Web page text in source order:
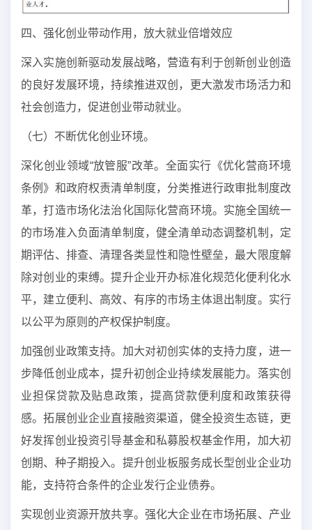
四、强化创业带动作用，放大就业倍增效应
深入实施创新驱动发展战略，营造有利于创新创业创造
的良好发展环境，持续推进双创，更大激发市场活力和
社会创造力，促进创业带动就业。
（七）不断优化创业环境。
深化创业领域“放管服”改革。全面实行《优化营商环境
条例》和政府权责清单制度，分类推进行政审批制度改
革，打造市场化法治化国际化营商环境。实施全国统一
的市场准入负面清单制度，健全清单动态调整机制，定
期评估、排查、清理各类显性和隐性壁垒，最大限度解
除对创业的束缚。提升企业开办标准化规范化便利化水
平，建立便利、高效、有序的市场主体退出制度。实行
以公平为原则的产权保护制度。
加强创业政策支持。加大对初创实体的支持力度，进一
步降低创业成本，提升初创企业持续发展能力。落实创
业担保贷款及贴息政策，提高贷款便利度和政策获得
感。拓展创业企业直接融资渠道，健全投资生态链，更
好发挥创业投资引导基金和私募股权基金作用，加大初
创期、种子期投入。提升创业板服务成长型创业企业功
能，支持符合条件的企业发行企业债券。
实现创业资源开放共享。强化大企业在市场拓展、产业